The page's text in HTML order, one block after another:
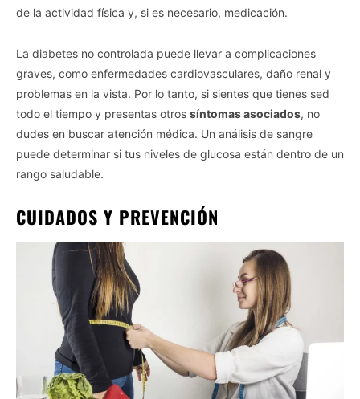
de la actividad física y, si es necesario, medicación.
La diabetes no controlada puede llevar a complicaciones
graves, como enfermedades cardiovasculares, daño renal y
problemas en la vista. Por lo tanto, si sientes que tienes sed
todo el tiempo y presentas otros síntomas asociados, no
dudes en buscar atención médica. Un análisis de sangre
puede determinar si tus niveles de glucosa están dentro de un
rango saludable.
CUIDADOS Y PREVENCIÓN